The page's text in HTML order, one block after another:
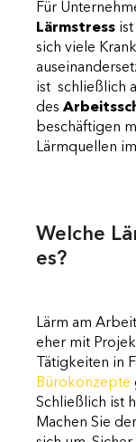
Für
Lärmstress
sich viele
ist schließlich
des
beschäftigen
Lärmquellen
Welche
es?
Lärm am
eher mit
Tätigkeiten in
Bürokonzepte
Schließlich ist
Machen Sie